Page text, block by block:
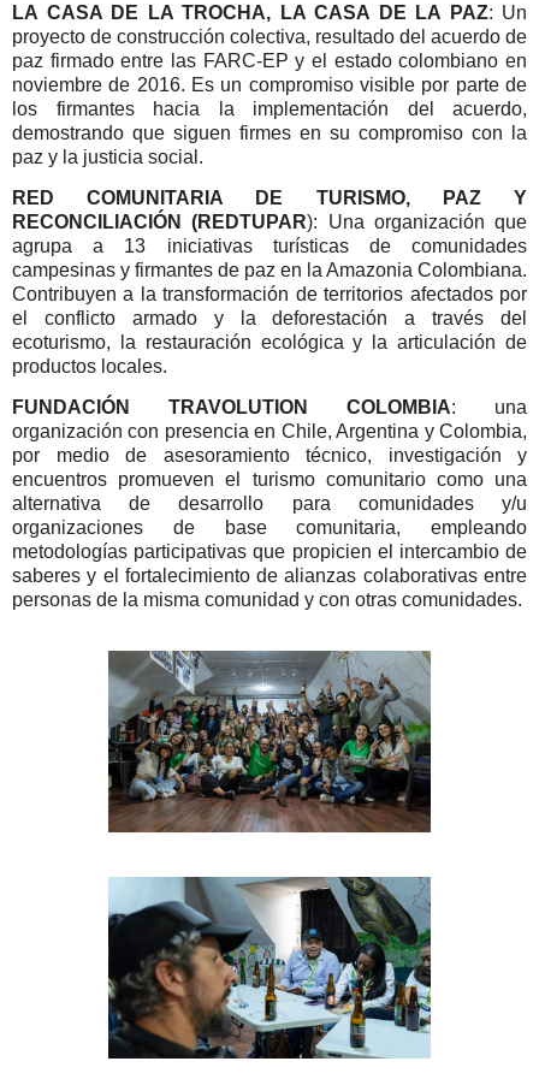
LA CASA DE LA TROCHA, LA CASA DE LA PAZ: Un
proyecto de construcción colectiva, resultado del acuerdo de
paz firmado entre las FARC-EP y el estado colombiano en
noviembre de 2016. Es un compromiso visible por parte de
los firmantes hacia la implementación del acuerdo,
demostrando que siguen firmes en su compromiso con la
paz y la justicia social.
RED COMUNITARIA DE TURISMO, PAZ Y
RECONCILIACIÓN (REDTUPAR): Una organización que
agrupa a 13 iniciativas turísticas de comunidades
campesinas y firmantes de paz en la Amazonia Colombiana.
Contribuyen a la transformación de territorios afectados por
el conflicto armado y la deforestación a través del
ecoturismo, la restauración ecológica y la articulación de
productos locales.
FUNDACIÓN TRAVOLUTION COLOMBIA: una
organización con presencia en Chile, Argentina y Colombia,
por medio de asesoramiento técnico, investigación y
encuentros promueven el turismo comunitario como una
alternativa de desarrollo para comunidades y/u
organizaciones de base comunitaria, empleando
metodologías participativas que propicien el intercambio de
saberes y el fortalecimiento de alianzas colaborativas entre
personas de la misma comunidad y con otras comunidades.